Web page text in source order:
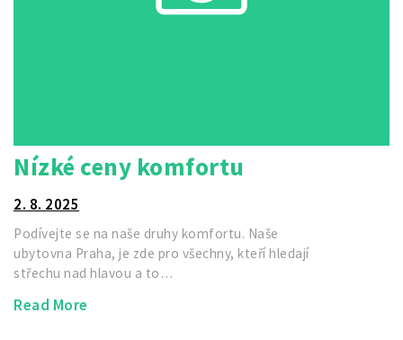
Nízké ceny komfortu
2. 8. 2025
Podívejte se na naše druhy komfortu. Naše
ubytovna Praha, je zde pro všechny, kteří hledají
střechu nad hlavou a to…
Read More